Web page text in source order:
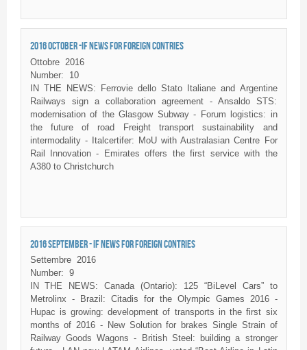
2016 OCTOBER -IF NEWS FOR FOREIGN CONTRIES
Ottobre
2016
Number:
10
IN THE NEWS: Ferrovie dello Stato Italiane and Argentine
Railways sign a collaboration agreement - Ansaldo STS:
modernisation of the Glasgow Subway - Forum logistics: in
the future of road Freight transport sustainability and
intermodality - Italcertifer: MoU with Australasian Centre For
Rail Innovation - Emirates offers the first service with the
A380 to Christchurch
2016 SEPTEMBER - IF NEWS FOR FOREIGN CONTRIES
Settembre 2016
Number: 9
IN THE NEWS: Canada (Ontario): 125 “BiLevel
Cars” to
Metrolinx - Brazil: Citadis for the Olympic Games 2016 -
Hupac is growing: development of transports in the first six
months of 2016 - New Solution for brakes Single Strain of
Railway Goods Wagons - British Steel: building a stronger